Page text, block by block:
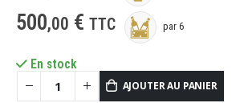
500,00 € TTC par 6
En stock
AJOUTER AU PANIER